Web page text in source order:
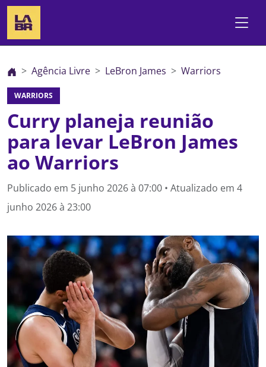
Agência Livre LeBron James Warriors
WARRIORS
Curry planeja reunião
para levar LeBron James
ao Warriors
Publicado em 5 junho 2026 à 07:00 • Atualizado em 4
junho 2026 à 23:00